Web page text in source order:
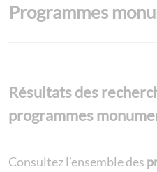
Programmes
Résultats des
programmes
Consultez l’ensemble des